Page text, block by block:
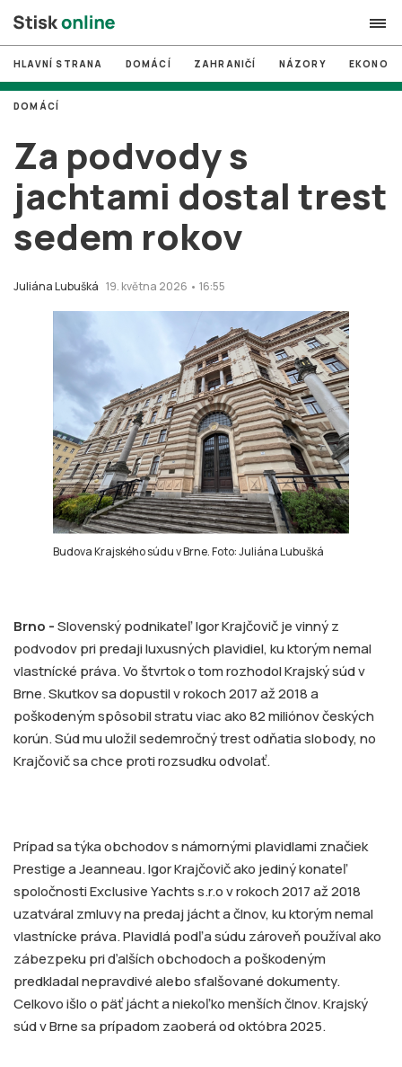
search
# MUNI
# Brno
# volby
login PŘIHLÁSIT SE
HLAVNÍ STRANA DOMÁCÍ ZAHRANIČÍ NÁZORY
Za podvody s
jachtami dostal trest
sedem rokov
Juliána Lubušká 19. května 2026 • 16:55
DOMÁCÍ
Budova Krajského súdu v Brne. Foto: Juliána Lubušká
Brno -Slovenský podnikateľ Igor Krajčovič je vinný z
podvodov pri predaji luxusných plavidiel, ku ktorým nemal
vlastnícké práva. Vo štvrtok o tom rozhodol Krajský súd v
Brne. Skutkov sa dopustil v rokoch 2017 až 2018 a
poškodeným spôsobil stratu viac ako 82 miliónov českých
korún. Súd mu uložil sedemročný trest odňatia slobody, no
Krajčovič sa chce proti rozsudku odvolať.
Prípad sa týka obchodov s námornými plavidlami značiek
Prestige a Jeanneau. Igor Krajčovič ako jediný konateľ
spoločnosti Exclusive Yachts s.r.o v rokoch 2017 až 2018
uzatváral zmluvy na predaj jácht a člnov, ku ktorým nemal
vlastnícke práva. Plavidlá podľa súdu zároveň používal ako
zábezpeku pri ďalších obchodoch a poškodeným
predkladal nepravdivé alebo sfalšované dokumenty.
Celkovo išlo o päť jácht a niekoľko menších člnov. Krajský
súd v Brne sa prípadom zaoberá od októbra 2025.